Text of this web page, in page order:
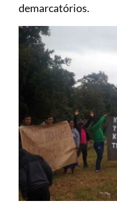
demarcatórios.